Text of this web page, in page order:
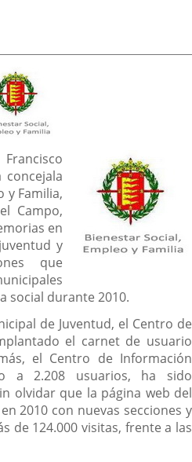
externa.externa.externa.
concejala
y Familia,
Campo,
en
y
que
social durante 2010.
de Juventud, el Centro de
el carnet de usuario
el Centro de Información
a 2.208 usuarios, ha sido
olvidar que la página web del
2010 con nuevas secciones y
de 124.000 visitas, frente a las